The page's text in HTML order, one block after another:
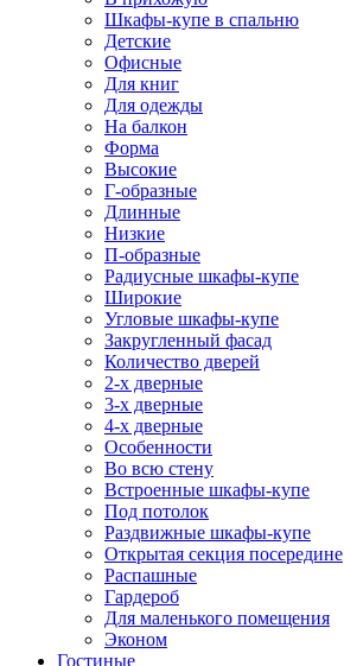
Шкафы-купе в спальню
Детские
Офисные
Для книг
Для одежды
На балкон
Форма
Высокие
Г-образные
Длинные
Низкие
П-образные
Радиусные шкафы-купе
Широкие
Угловые шкафы-купе
Закругленный фасад
Количество дверей
2-х дверные
3-х дверные
4-х дверные
Особенности
Во всю стену
Встроенные шкафы-купе
Под потолок
Раздвижные шкафы-купе
Открытая секция посередине
Распашные
Гардероб
Для маленького помещения
Эконом
Гостиные